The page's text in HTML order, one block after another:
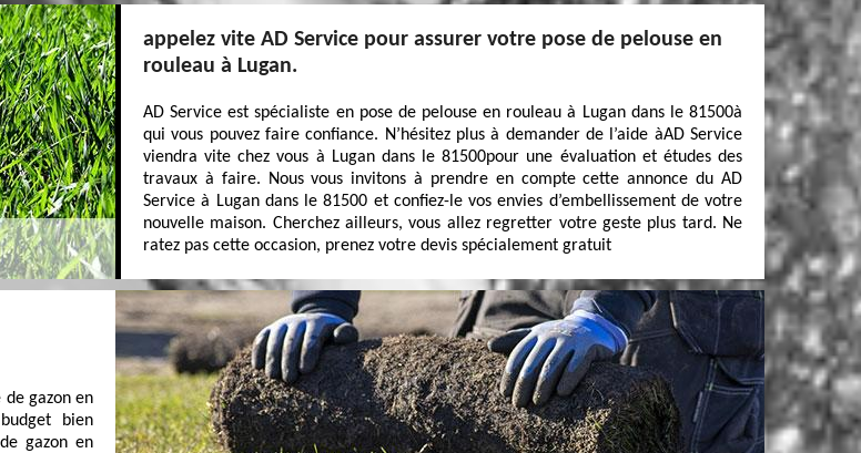
appelez vite AD Service pour assurer votre pose de pelouse en
rouleau à Lugan.
AD Service est spécialiste en pose de pelouse en rouleau à Lugan dans le 81500à
qui vous pouvez faire confiance. N’hésitez plus à demander de l’aide àAD Service
viendra vite chez vous à Lugan dans le 81500pour une évaluation et études des
travaux à faire. Nous vous invitons à prendre en compte cette annonce du AD
Service à Lugan dans le 81500 et confiez-le vos envies d’embellissement de votre
nouvelle maison. Cherchez ailleurs, vous allez regretter votre geste plus tard. Ne
ratez pas cette occasion, prenez votre devis spécialement gratuit
gazon en
bien
gazon en